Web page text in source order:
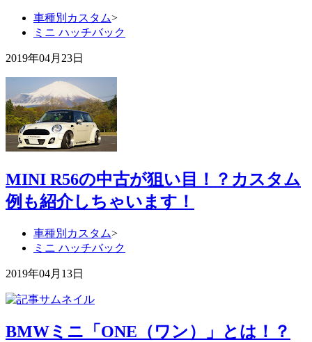
車種別カスタム>
ミニ ハッチバック
2019年04月23日
MINI R56の中古が狙い目！？カスタム
例も紹介しちゃいます！
車種別カスタム>
ミニ ハッチバック
2019年04月13日
BMWミニ「ONE（ワン）」とは！？